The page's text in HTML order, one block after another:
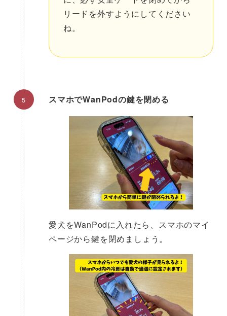
リードを外すようにしてください
ね。
スマホでWanPodの鍵を閉める
愛犬をWanPodに入れたら、スマホのマイ
ページから鍵を閉めましょう。